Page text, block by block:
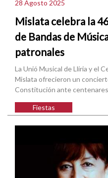
28 Agosto 2025
Mislata celebra la
de Bandas de
patronales
La Unió Musical de Llíria y el
Mislata ofrecieron un
Constitución ante
Fiestas